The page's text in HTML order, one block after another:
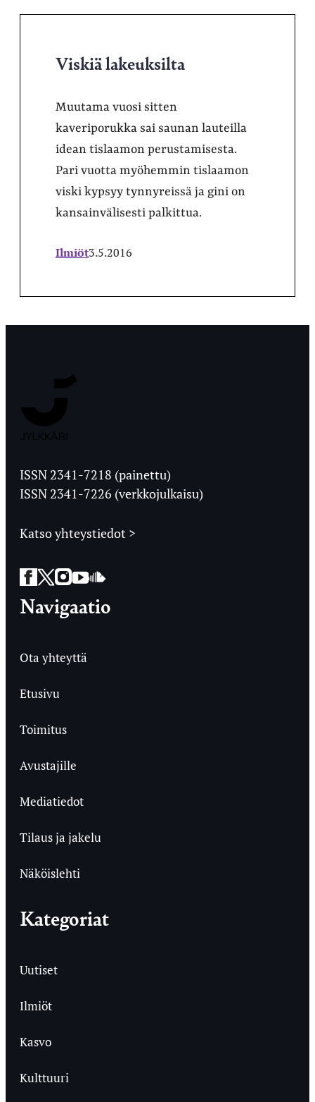
Viskiä lakeuksilta
Muutama vuosi sitten
kaveriporukka sai saunan lauteilla
idean tislaamon perustamisesta.
Pari vuotta myöhemmin tislaamon
viski kypsyy tynnyreissä ja gini on
kansainvälisesti palkittua.
Ilmiöt3.5.2016
Ylioppilaslehti
ISSN 2341-7218 (painettu)
ISSN 2341-7226 (verkkojulkaisu)
Katso yhteystiedot >
Facebook
Twitter
Instagram
YouTube
SoundCloud
Navigaatio
Ota yhteyttä
Etusivu
Toimitus
Avustajille
Mediatiedot
Tilaus ja jakelu
Näköislehti
Kategoriat
Uutiset
Ilmiöt
Kasvo
Kulttuuri